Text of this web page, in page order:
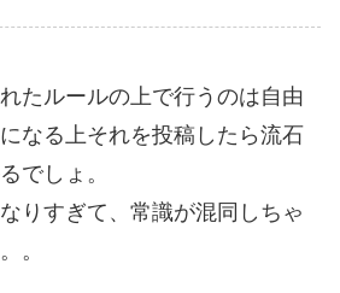
たルールの上で行うのは自由
なる上それを投稿したら流石
でしょ。
りすぎて、常識が混同しちゃ
。